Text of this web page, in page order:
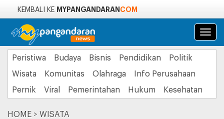
KEMBALI KE MYPANGANDARAN COM
Peristiwa Budaya Bisnis Pendidikan
Politik
Wisata
Komunitas Olahraga
Info Perusahaan
Pernik
Viral Pemerintahan Hukum Kesehatan
HOME > WISATA